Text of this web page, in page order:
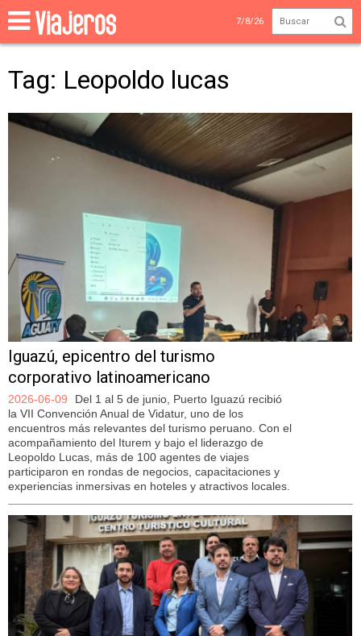
7/8/26
Tag: Leopoldo lucas
Iguazú, epicentro del turismo
corporativo latinoamericano
2026-06-09
Del 1 al 5 de junio, Puerto Iguazú recibió
la VII Convención Anual de Vidatur, uno de los
encuentros más relevantes del turismo peruano. Con el
acompañamiento del Iturem y bajo el liderazgo de
Leopoldo Lucas, más de 100 agentes de viajes
participaron en rondas de negocios, capacitaciones y
experiencias inmersivas en hoteles y atractivos locales.